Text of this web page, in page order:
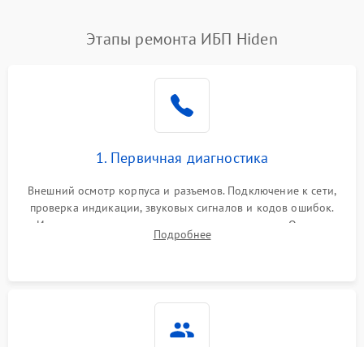
Этапы ремонта ИБП Hiden
1. Первичная диагностика
Внешний осмотр корпуса и разъемов. Подключение к сети,
проверка индикации, звуковых сигналов и кодов ошибок.
Измерение входного и выходного напряжения. Оценка
реакции ИБП на отключение основного питания без
Подробнее